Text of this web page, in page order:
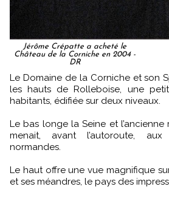
Jérôme Crépatte a acheté le
Château de la Corniche en 2004 -
DR
Le Domaine de la Corniche et son Spa sont construits sur
les hauts de Rolleboise, une
habitants, édifiée sur deux niveaux.
Le bas longe la Seine et
menait, avant l’autoroute, aux
normandes.
Le haut offre une vue magnifique
et ses méandres, le pays des